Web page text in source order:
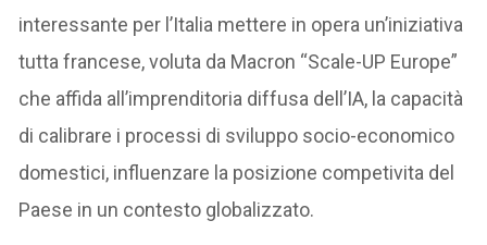
interessante per l’Italia mettere in opera un’iniziativa
tutta francese, voluta da Macron “Scale-UP Europe”
che affida all’imprenditoria diffusa dell’IA, la capacità
di calibrare i processi di sviluppo socio-economico
domestici, influenzare la posizione competivita del
Paese in un contesto globalizzato.